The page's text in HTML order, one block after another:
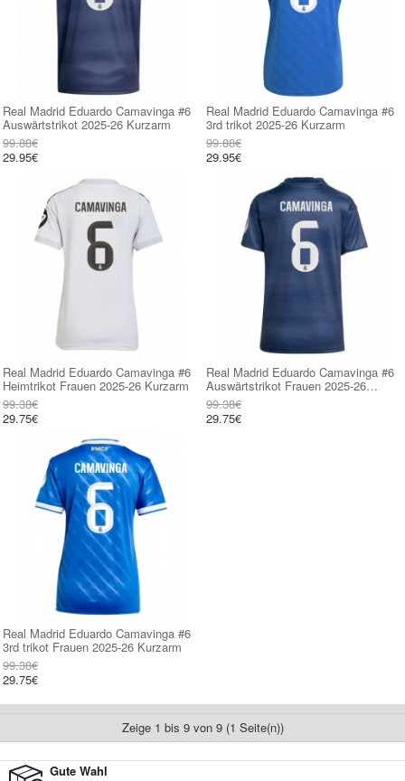
Real Madrid Eduardo Camavinga #6
Auswärtstrikot 2025-26 Kurzarm
99.88€
29.95€
Real Madrid Eduardo Camavinga #6
3rd trikot 2025-26 Kurzarm
99.88€
29.95€
Real Madrid Eduardo Camavinga #6
Heimtrikot Frauen 2025-26 Kurzarm
99.38€
29.75€
Real Madrid Eduardo Camavinga #6
Auswärtstrikot Frauen 2025-26
Kurzarm
99.38€
29.75€
Real Madrid Eduardo Camavinga #6
3rd trikot Frauen 2025-26 Kurzarm
99.38€
29.75€
Zeige 1 bis 9 von 9 (1 Seite(n))
Gute Wahl